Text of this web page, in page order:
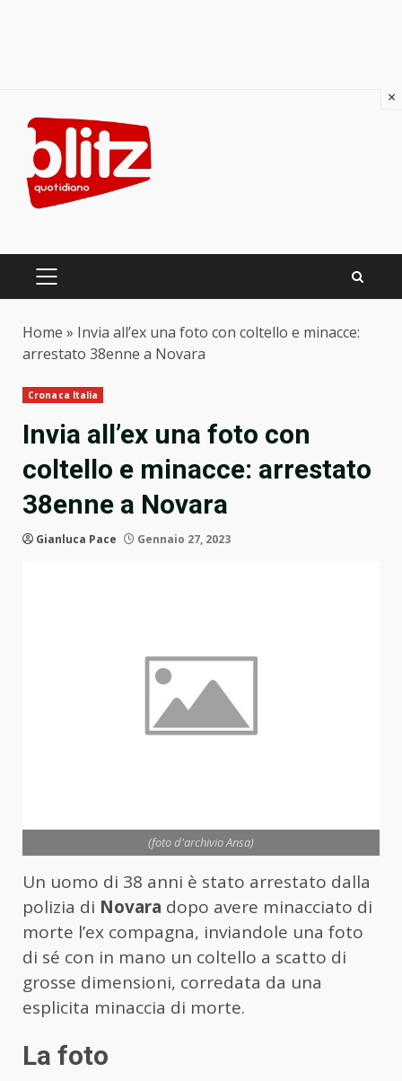
content
PRIMARY
Home » Invia all’ex una foto con coltello e minacce:
arrestato 38enne a Novara
Cronaca Italia
Invia all’ex una foto con
coltello e minacce: arrestato
38enne a Novara
Gianluca Pace Gennaio 27, 2023
(foto d'archivio Ansa)
Un uomo di 38 anni è stato arrestato dalla
polizia di Novara dopo avere minacciato di
morte l’ex compagna, inviandole una foto
di sé con in mano un coltello a scatto di
grosse dimensioni, corredata da una
esplicita minaccia di morte.
La foto
×